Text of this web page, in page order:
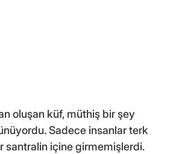
oluşan küf, müthiş bir şey
Sadece insanlar terk
santralin içine girmemişlerdi.